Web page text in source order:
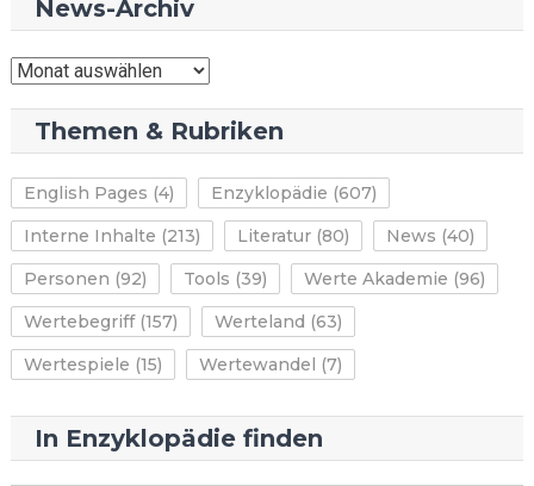
News-Archiv
News-
Themen & Rubriken
English Pages (4) Enzyklopädie (607)
Interne Inhalte (213) Literatur(80) News (40)
Personen (92) Tools (39) Werte Akademie (96)
Wertebegriff(157) Werteland (63)
Wertespiele (15) Wertewandel (7)
In Enzyklopädie finden